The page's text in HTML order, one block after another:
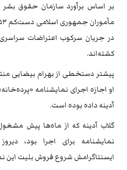
کشته‌اند.
پیشتر دستخطی از بهرام بیضایی
او اجازه اجرای نمایشنامه‌
آدینه داده بوده است.
گلاب آدینه که از ماه‌ها پیش
نمایشنامه برای اجرا بود،
ایسنتاگرامش شروع فروش بلیت این